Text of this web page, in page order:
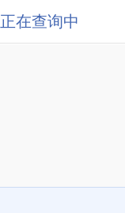
正在查询中